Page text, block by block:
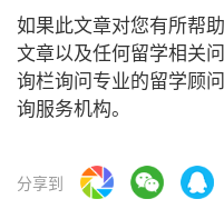
如果此文章对您有所帮
文章以及任何留学相关
询栏询问专业的留学顾
询服务机构。
分享到